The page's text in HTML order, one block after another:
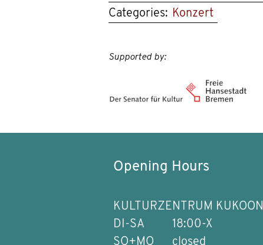
Categories: Konzert
Supported by:
Opening Hours
KULTURZENTRUM KUKOON
DI-SA
18:00-X
SO+MO
closed